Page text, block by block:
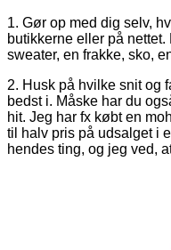
1. Gør op med dig selv,
butikkerne eller på nettet.
sweater, en frakke, sko,
2. Husk på hvilke snit og
bedst i. Måske har du
hit. Jeg har fx købt en
til halv pris på udsalget i
hendes ting, og jeg ved,